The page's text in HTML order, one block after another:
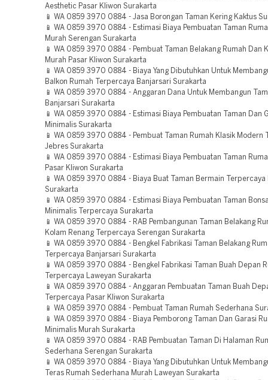
Aesthetic Pasar Kliwon Surakarta
📱 WA 0859 3970 0884 - Jasa Borongan Taman Kering Kaktus
📱 WA 0859 3970 0884 - Estimasi Biaya Pembuatan Taman
Murah Serengan Surakarta
📱 WA 0859 3970 0884 - Pembuat Taman Belakang Rumah Dan
Murah Pasar Kliwon Surakarta
📱 WA 0859 3970 0884 - Biaya Yang Dibutuhkan Untuk
Balkon Rumah Terpercaya Banjarsari Surakarta
📱 WA 0859 3970 0884 - Anggaran Dana Untuk Membangun
Banjarsari Surakarta
📱 WA 0859 3970 0884 - Estimasi Biaya Pembuatan Taman Dan
Minimalis Surakarta
📱 WA 0859 3970 0884 - Pembuat Taman Rumah Klasik Modern
Jebres Surakarta
📱 WA 0859 3970 0884 - Estimasi Biaya Pembuatan Taman
Pasar Kliwon Surakarta
📱 WA 0859 3970 0884 - Biaya Buat Taman Bermain Terpercaya
Surakarta
📱 WA 0859 3970 0884 - Estimasi Biaya Pembuatan Taman
Minimalis Terpercaya Surakarta
📱 WA 0859 3970 0884 - RAB Pembangunan Taman Belakang
Kolam Renang Terpercaya Serengan Surakarta
📱 WA 0859 3970 0884 - Bengkel Fabrikasi Taman Belakang
Terpercaya Banjarsari Surakarta
📱 WA 0859 3970 0884 - Bengkel Fabrikasi Taman Buah Depan
Terpercaya Laweyan Surakarta
📱 WA 0859 3970 0884 - Anggaran Pembuatan Taman Buah
Terpercaya Pasar Kliwon Surakarta
📱 WA 0859 3970 0884 - Pembuat Taman Rumah Sederhana
📱 WA 0859 3970 0884 - Biaya Pemborong Taman Dan Garasi
Minimalis Murah Surakarta
📱 WA 0859 3970 0884 - RAB Pembuatan Taman Di Halaman
Sederhana Serengan Surakarta
📱 WA 0859 3970 0884 - Biaya Yang Dibutuhkan Untuk
Teras Rumah Sederhana Murah Laweyan Surakarta